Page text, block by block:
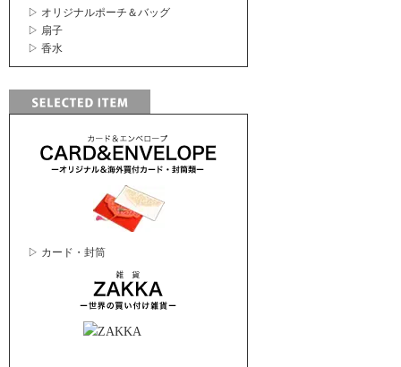
▷ オリジナルポーチ＆バッグ
▷ 扇子
▷ 香水
▷ カード・封筒